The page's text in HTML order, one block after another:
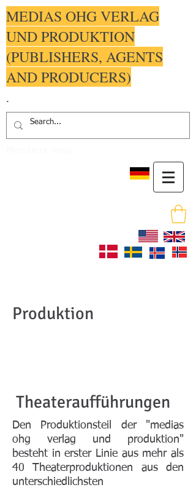
MEDIAS OHG VERLAG
UND PRODUKTION
(PUBLISHERS, AGENTS
AND PRODUCERS)
.
Produktion
Theateraufführungen
Den Produktionsteil der "medias
ohg verlag und produktion"
besteht in erster Linie aus mehr als
40 Theaterproduktionen aus den
unterschiedlichsten